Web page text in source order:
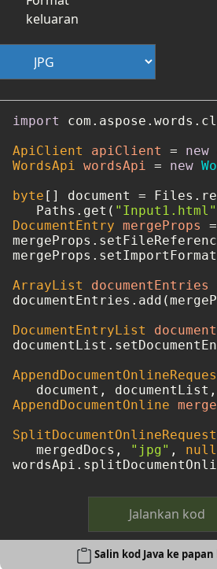
keluaran
import
ApiClient
apiClient = new
WordsApi wordsApi = new
byte [] document =
   Paths.get(
"Input1.html"
DocumentEntry mergeProps =
ArrayList
documentEntries
DocumentEntryList
   document, documentList,
AppendDocumentOnline
SplitDocumentOnlineRequest
   mergedDocs,
"jpg" , null
Jalankan kod
Salin kod Java ke